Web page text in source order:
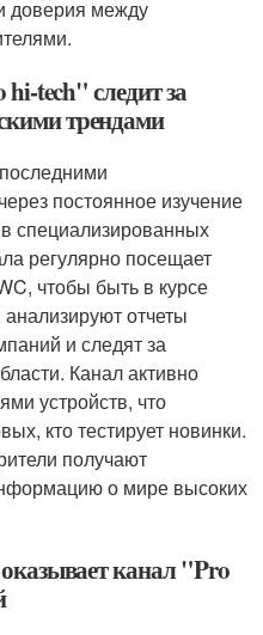
доверия между
tech" следит за
трендами
постоянное изучение
специализированных
регулярно посещает
чтобы быть в курсе
отчеты
и следят за
Канал активно
устройств, что
кто тестирует новинки.
получают
о мире высоких
канал "Pro